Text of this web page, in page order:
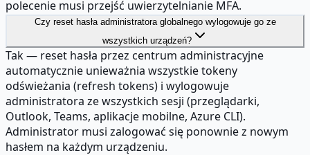
polecenie musi przejść uwierzytelnianie MFA.
Czy reset hasła administratora globalnego wylogowuje go ze
wszystkich urządzeń?
Tak — reset hasła przez centrum administracyjne
automatycznie unieważnia wszystkie tokeny
odświeżania (refresh tokens) i wylogowuje
administratora ze wszystkich sesji (przeglądarki,
Outlook, Teams, aplikacje mobilne, Azure CLI).
Administrator musi zalogować się ponownie z nowym
hasłem na każdym urządzeniu.